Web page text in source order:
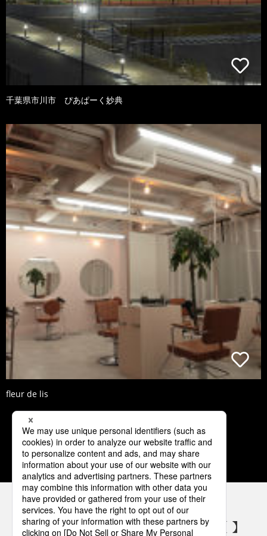
千葉県市川市 ぴあぱーく妙典
fleur de lis
1 2 3 4 5
パナソニックの電気設備 SNSアカウント